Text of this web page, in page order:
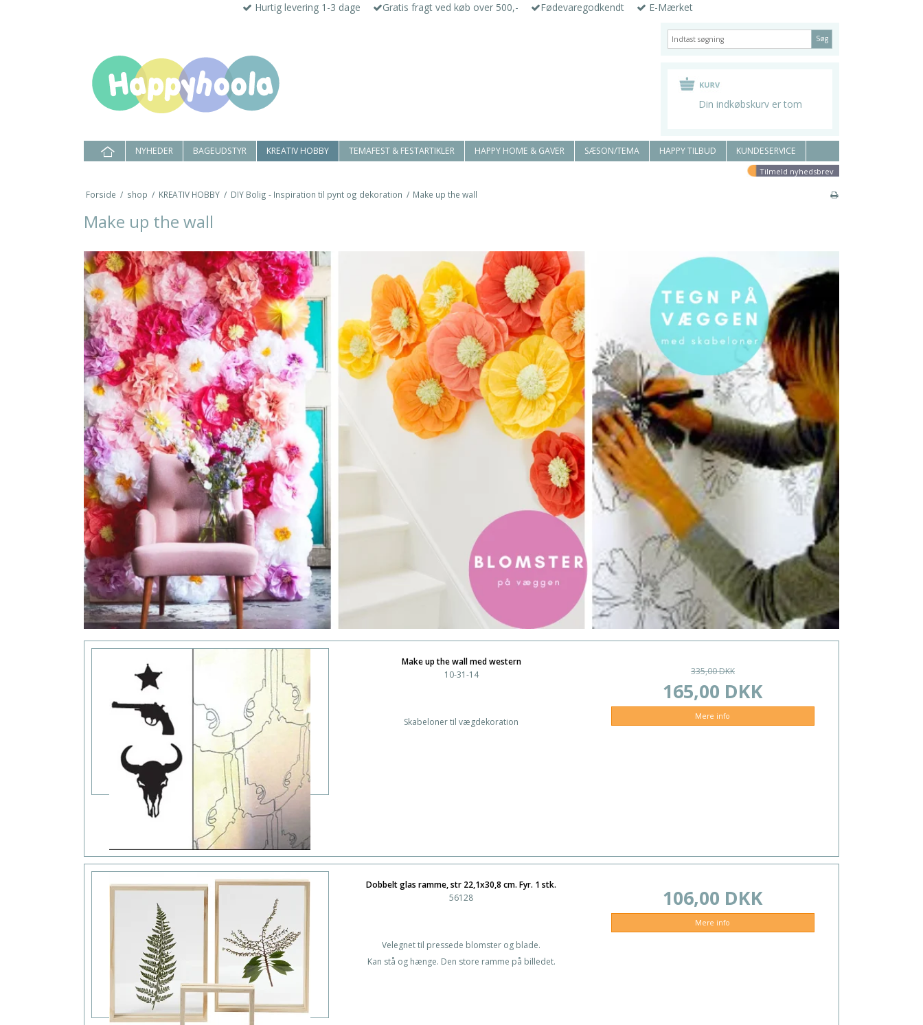
Hurtig levering 1-3 dage Gratis fragt ved køb over 500,- Fødevaregodkendt E-Mærket
Søg
Din indkøbskurv er tom
NYHEDER BAGEUDSTYR KREATIV HOBBY TEMAFEST & FESTARTIKLER HAPPY HOME & GAVER SÆSON/TEMA HAPPY TILBUD KUNDESERVICE
Tilmeld nyhedsbrev
Forside / shop / KREATIV HOBBY / DIY Bolig - Inspiration til pynt og dekoration / Make up the wall
Make up the wall
Make up the wall med western
10-31-14
Skabeloner til vægdekoration
335,00 DKK
165,00 DKK
Mere info
Dobbelt glas ramme, str 22,1x30,8 cm. Fyr. 1 stk.
56128
Velegnet til pressede blomster og blade.
Kan stå og hænge. Den store ramme på billedet.
106,00 DKK
Mere info